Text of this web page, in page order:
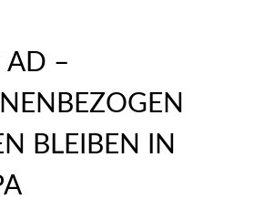
AD –
BLEIBEN IN